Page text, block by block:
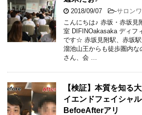
2018/09/07 -サロン
こんにちは♪ 赤坂・赤坂見
室 DIFINOakasaka ディフ
です☆ 赤坂見附駅、赤坂駅
溜池山王からも徒歩圏内な
さん、会 …
【検証】本質を知る
イエンドフェイシャ
BefoeAfterアリ